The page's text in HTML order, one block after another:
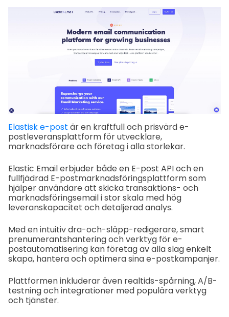
Elastisk e-post är en kraftfull och prisvärd e-
postleveransplattform för utvecklare,
marknadsförare och företag i alla storlekar.
Elastic Email erbjuder både en E-post API och en
fullfjädrad E-postmarknadsföringsplattform som
hjälper användare att skicka transaktions- och
marknadsföringsemail i stor skala med hög
leveranskapacitet och detaljerad analys.
Med en intuitiv dra-och-släpp-redigerare, smart
prenumerantshantering och verktyg för e-
postautomatisering kan företag av alla slag enkelt
skapa, hantera och optimera sina e-postkampanjer.
Plattformen inkluderar även realtids-spårning, A/B-
testning och integrationer med populära verktyg
och tjänster.